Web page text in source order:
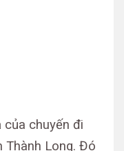
của chuyến đi
Thành Long. Đó